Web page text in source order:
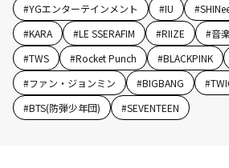
#YGエンターテインメント #IU #
#KARA #LE SSERAFIM #RIIZE #音
#TWS #Rocket Punch #BLACKPINK
#ファン・ジョンミン #BIGBANG #
#BTS(防弾少年団) #SEVENTEEN